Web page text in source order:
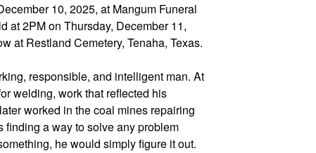
10, 2025, at Mangum Funeral
at 2PM on Thursday, December 11,
at Restland Cemetery, Tenaha, Texas.
responsible, and intelligent man. At
welding, work that reflected his
worked in the coal mines repairing
a way to solve any problem
he would simply figure it out.